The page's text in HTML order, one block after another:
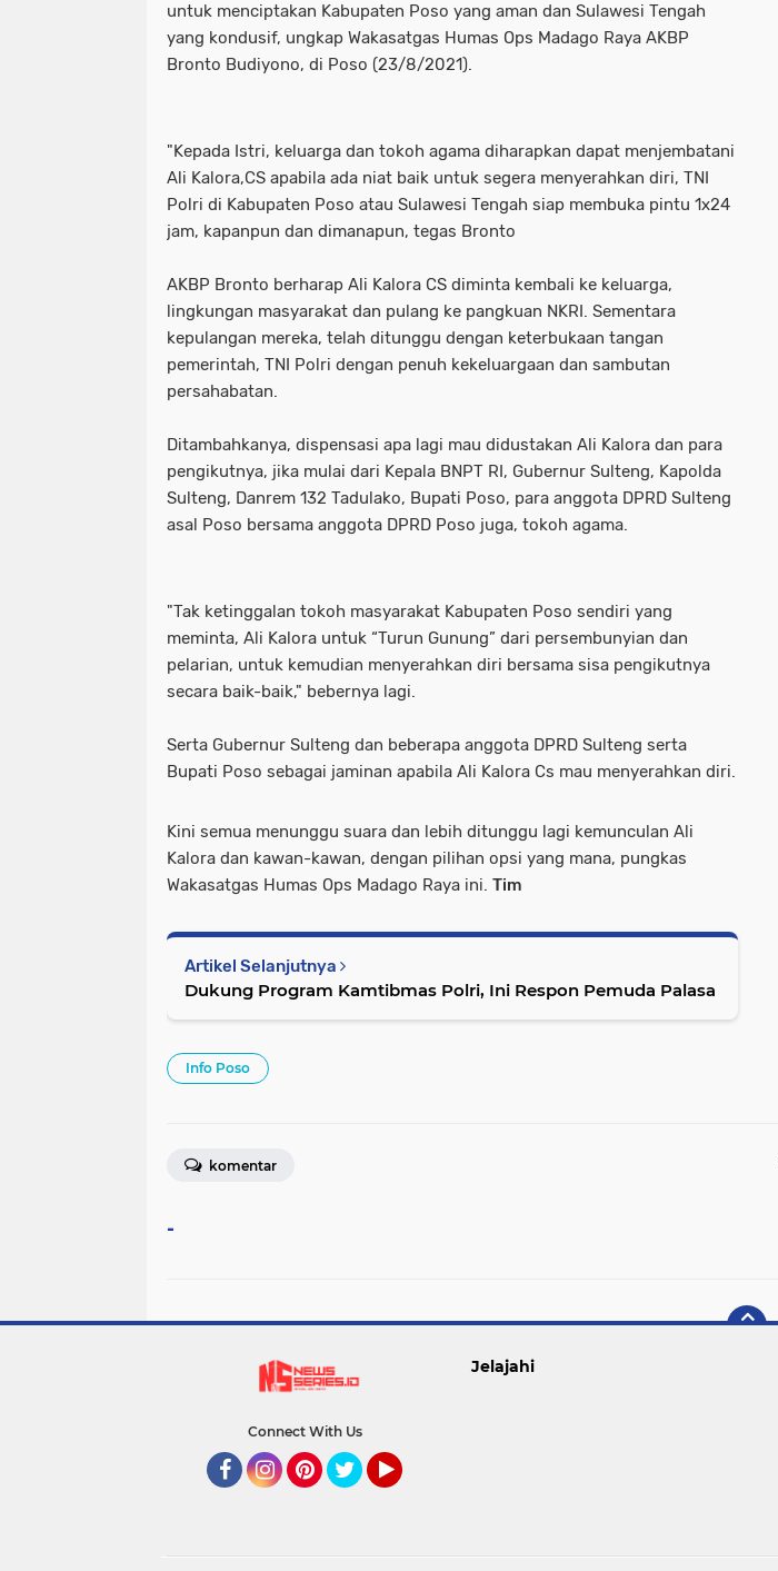
untuk menciptakan Kabupaten Poso yang aman dan Sulawesi Tengah
yang kondusif, ungkap Wakasatgas Humas Ops Madago Raya AKBP
Bronto Budiyono, di Poso (23/8/2021).
"Kepada Istri, keluarga dan tokoh agama diharapkan dapat menjembatani
Ali Kalora,CS apabila ada niat baik untuk segera menyerahkan diri, TNI
Polri di Kabupaten Poso atau Sulawesi Tengah siap membuka pintu 1x24
jam, kapanpun dan dimanapun, tegas Bronto
AKBP Bronto berharap Ali Kalora CS diminta kembali ke keluarga,
lingkungan masyarakat dan pulang ke pangkuan NKRI. Sementara
kepulangan mereka, telah ditunggu dengan keterbukaan tangan
pemerintah, TNI Polri dengan penuh kekeluargaan dan sambutan
persahabatan.
Ditambahkanya, dispensasi apa lagi mau didustakan Ali Kalora dan para
pengikutnya, jika mulai dari Kepala BNPT RI, Gubernur Sulteng, Kapolda
Sulteng, Danrem 132 Tadulako, Bupati Poso, para anggota DPRD Sulteng
asal Poso bersama anggota DPRD Poso juga, tokoh agama.
"Tak ketinggalan tokoh masyarakat Kabupaten Poso sendiri yang
meminta, Ali Kalora untuk “Turun Gunung” dari persembunyian dan
pelarian, untuk kemudian menyerahkan diri bersama sisa pengikutnya
secara baik-baik," bebernya lagi.
Serta Gubernur Sulteng dan beberapa anggota DPRD Sulteng serta
Bupati Poso sebagai jaminan apabila Ali Kalora Cs mau menyerahkan diri.
Kini semua menunggu suara dan lebih ditunggu lagi kemunculan Ali
Kalora dan kawan-kawan, dengan pilihan opsi yang mana, pungkas
Wakasatgas Humas Ops Madago Raya ini. Tim
Artikel Selanjutnya
Dukung Program Kamtibmas Polri, Ini Respon Pemuda Palasa
Info Poso
komentar
-
Connect With Us
Jelajahi